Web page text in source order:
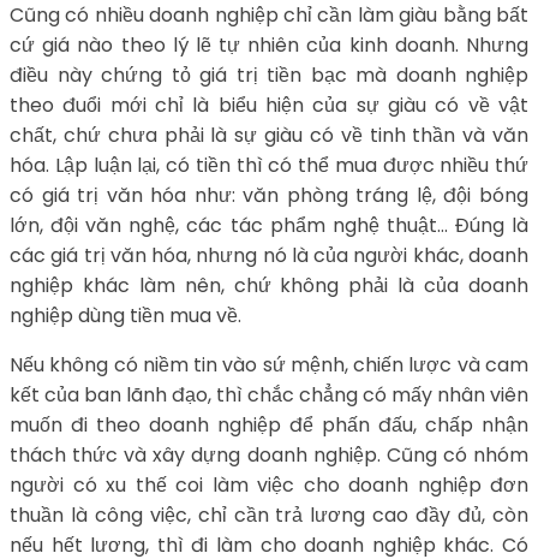
Cũng có nhiều doanh nghiệp chỉ cần làm giàu bằng bất
cứ giá nào theo lý lẽ tự nhiên của kinh doanh. Nhưng
điều này chứng tỏ giá trị tiền bạc mà doanh nghiệp
theo đuổi mới chỉ là biểu hiện của sự giàu có về vật
chất, chứ chưa phải là sự giàu có về tinh thần và văn
hóa. Lập luận lại, có tiền thì có thể mua được nhiều thứ
có giá trị văn hóa như: văn phòng tráng lệ, đội bóng
lớn, đội văn nghệ, các tác phẩm nghệ thuật… Đúng là
các giá trị văn hóa, nhưng nó là của người khác, doanh
nghiệp khác làm nên, chứ không phải là của doanh
nghiệp dùng tiền mua về.
Nếu không có niềm tin vào sứ mệnh, chiến lược và cam
kết của ban lãnh đạo, thì chắc chẳng có mấy nhân viên
muốn đi theo doanh nghiệp để phấn đấu, chấp nhận
thách thức và xây dựng doanh nghiệp. Cũng có nhóm
người có xu thế coi làm việc cho doanh nghiệp đơn
thuần là công việc, chỉ cần trả lương cao đầy đủ, còn
nếu hết lương, thì đi làm cho doanh nghiệp khác. Có